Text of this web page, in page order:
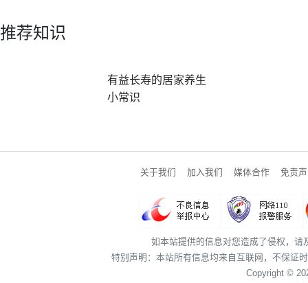
推荐知识
有益长寿的居家养生
小常识
关于我们 加入我们 媒体合作 免责
如本站提供的信息对您造成了侵权，
特别声明：本站所有信息均来自互联网，不保证
Copyright ©